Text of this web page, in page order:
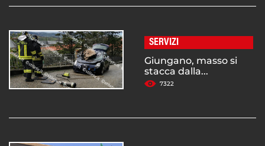
SERVIZI
Giungano, masso si
stacca dalla...
7322